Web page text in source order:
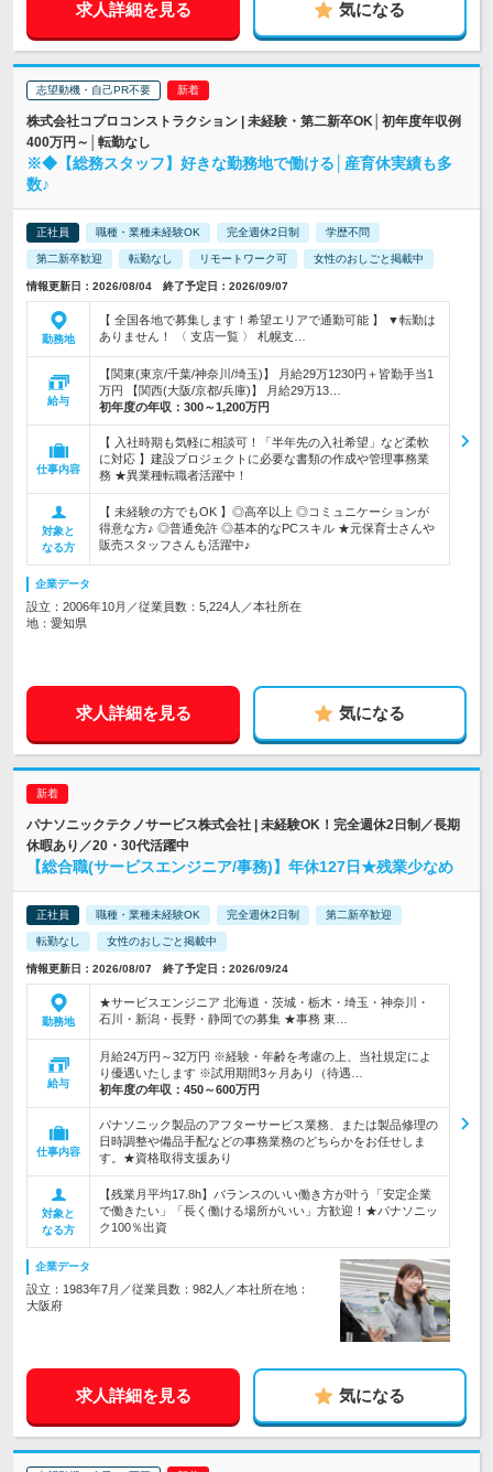
求人詳細を見る 気になる
志望動機・自己PR不要
株式会社コプロコンストラクション | 未経験・第二新卒OK│初年度年収例
400万円～│転勤なし
※◆【総務スタッフ】好きな勤務地で働ける│産育休実績も多
数♪
正社員 職種・業種未経験OK 完全週休2日制 学歴不問
第二新卒歓迎 転勤なし リモートワーク可 女性のおしごと掲載中
情報更新日：2026/08/04 終了予定日：2026/09/07
勤務地
【 全国各地で募集します！希望エリアで通勤可能 】 ▼転勤は
ありません！ 〈 支店一覧 〉 札幌支…
給与
【関東(東京/千葉/神奈川/埼玉)】 月給29万1230円＋皆勤手当1
万円 【関西(大阪/京都/兵庫)】 月給29万13…
初年度の年収： 300～1,200万円
仕事内容
【 入社時期も気軽に相談可！「半年先の入社希望」など柔軟
に対応 】建設プロジェクトに必要な書類の作成や管理事務業
務 ★異業種転職者活躍中！
対象と
なる方
【 未経験の方でもOK 】◎高卒以上 ◎コミュニケーションが
得意な方♪ ◎普通免許 ◎基本的なPCスキル ★元保育士さんや
販売スタッフさんも活躍中♪
企業データ
設立：2006年10月／従業員数：5,224人／本社所在
地：愛知県
求人詳細を見る 気になる
パナソニックテクノサービス株式会社 | 未経験OK！完全週休2日制／長期
休暇あり／20・30代活躍中
【総合職(サービスエンジニア/事務)】年休127日★残業少なめ
正社員 職種・業種未経験OK 完全週休2日制 第二新卒歓迎
転勤なし 女性のおしごと掲載中
情報更新日：2026/08/07 終了予定日：2026/09/24
勤務地
★サービスエンジニア 北海道・茨城・栃木・埼玉・神奈川・
石川・新潟・長野・静岡での募集 ★事務 東…
給与
月給24万円～32万円 ※経験・年齢を考慮の上、当社規定によ
り優遇いたします ※試用期間3ヶ月あり（待遇…
初年度の年収： 450～600万円
仕事内容
パナソニック製品のアフターサービス業務、または製品修理の
日時調整や備品手配などの事務業務のどちらかをお任せしま
す。★資格取得支援あり
対象と
なる方
【残業月平均17.8h】バランスのいい働き方が叶う「安定企業
で働きたい」「長く働ける場所がいい」方歓迎！★パナソニッ
ク100％出資
企業データ
設立：1983年7月／従業員数：982人／本社所在地：
大阪府
求人詳細を見る 気になる